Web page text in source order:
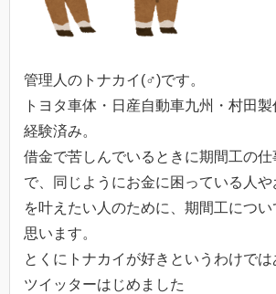
管理人のトナカイ(♂)です。
トヨタ車体・日産自動車九州・村田
経験済み。
借金で苦しんでいるときに期間工の
で、同じようにお金に困っている人
を叶えたい人のために、期間工につい
思います。
とくにトナカイが好きというわけでは
ツイッターはじめました